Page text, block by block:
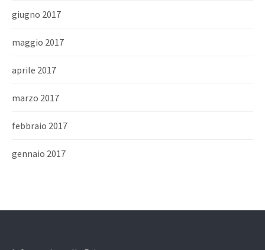
giugno 2017
maggio 2017
aprile 2017
marzo 2017
febbraio 2017
gennaio 2017